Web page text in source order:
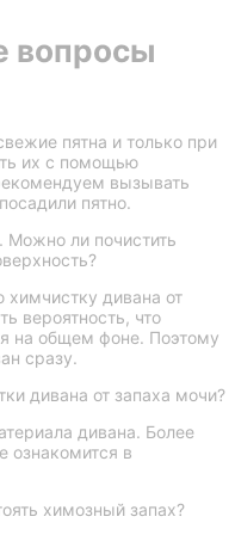
вопросы
пятна и только при
их с помощью
вызывать
пятно.
Можно ли почистить
дивана от
вероятность, что
на общем фоне. Поэтому
сразу.
дивана от запаха мочи?
дивана. Более
ознакомится в
химозный запах?